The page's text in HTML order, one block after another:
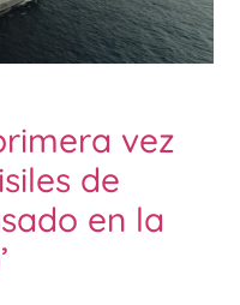
vez
de
en la